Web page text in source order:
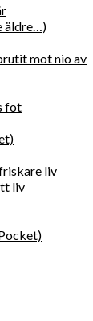
äldre…)
mot nio av
fot
liv
liv